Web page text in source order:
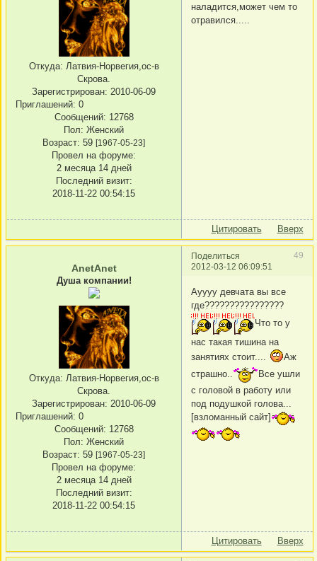
Откуда: Латвия-Норвегия,ос-в
Скрова.
Зарегистрирован: 2010-06-09
Приглашений: 0
Сообщений: 12768
Пол: Женский
Возраст: 59 [1967-05-23]
Провел на форуме:
2 месяца 14 дней
Последний визит:
2018-11-22 00:54:15
наладится,может чем то
отравился.....
Цитировать Вверх
Поделиться
49
2012-03-12 06:09:51
AnetAnet
Душа компании!
Откуда: Латвия-Норвегия,ос-в
Скрова.
Зарегистрирован: 2010-06-09
Приглашений: 0
Сообщений: 12768
Пол: Женский
Возраст: 59 [1967-05-23]
Провел на форуме:
2 месяца 14 дней
Последний визит:
2018-11-22 00:54:15
Ауууу девчата вы все
где????????????????
Что то у
нас такая тишина на
занятиях стоит....
Аж
страшно..
Все ушли
с головой в работу или
под подушкой голова...
[взломанный сайт]
Цитировать Вверх